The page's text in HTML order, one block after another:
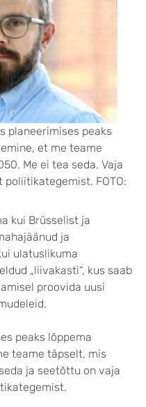
planeerimises peaks
et me teame
Me ei tea seda. Vaja
FOTO:
kui Brüsselist ja
ja
ulatuslikuma
„liivakasti“, kus saab
proovida uusi
peaks lõppema
teame täpselt, mis
ja seetõttu on vaja